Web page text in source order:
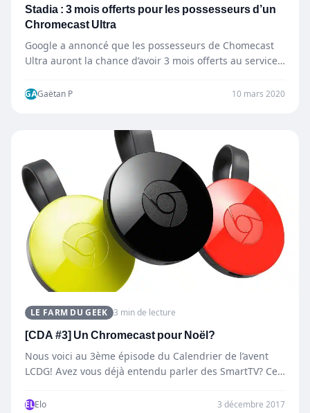
Stadia : 3 mois offerts pour les possesseurs d’un
Chromecast Ultra
Google a annoncé que les possesseurs de Chomecast
Ultra auront la chance d’avoir 3 mois offerts au service…
GAGaëtan P 10 mars 2020
LE FARM DU GEEK 3 min de lecture
[CDA #3] Un Chromecast pour Noël?
Nous voici au 3ème épisode du Calendrier de l’avent
LCDG! Avez vous déjà entendu parler des SmartTV? Ce…
ELElo 3 décembre 2017